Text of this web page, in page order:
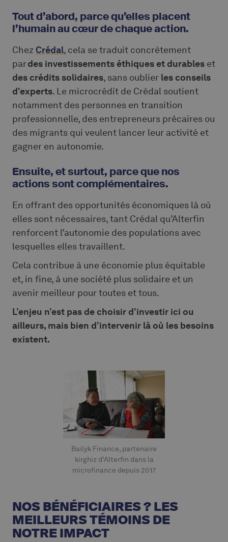
Tout d’abord, parce qu’elles placent
l’humain au cœur de chaque action.
Chez Crédal, cela se traduit concrètement
pardes investissements éthiques et durables et
des crédits solidaires, sans oublier les conseils
d’experts. Le microcrédit de Crédal soutient
notamment des personnes en transition
professionnelle, des entrepreneurs précaires ou
des migrants qui veulent lancer leur activité et
gagner en autonomie.
Ensuite, et surtout, parce que nos
actions sont complémentaires.
En offrant des opportunités économiques là où
elles sont nécessaires, tant Crédal qu’Alterfin
renforcent l’autonomie des populations avec
lesquelles elles travaillent.
Cela contribue à une économie plus équitable
et, in fine, à une société plus solidaire et un
avenir meilleur pour toutes et tous.
L’enjeu n’est pas de choisir d’investir ici ou
ailleurs, mais bien d’intervenir là où les besoins
existent.
Bailyk Finance, partenaire
kirghiz d’Alterfin dans la
microfinance depuis 2017
NOS BÉNÉFICIAIRES ? LES
MEILLEURS TÉMOINS DE
NOTRE IMPACT